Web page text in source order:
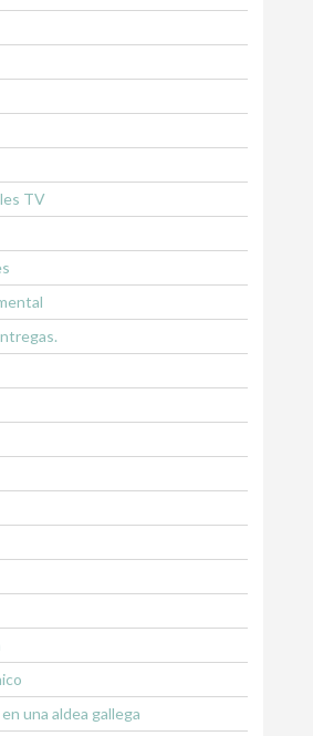
TV
una aldea gallega